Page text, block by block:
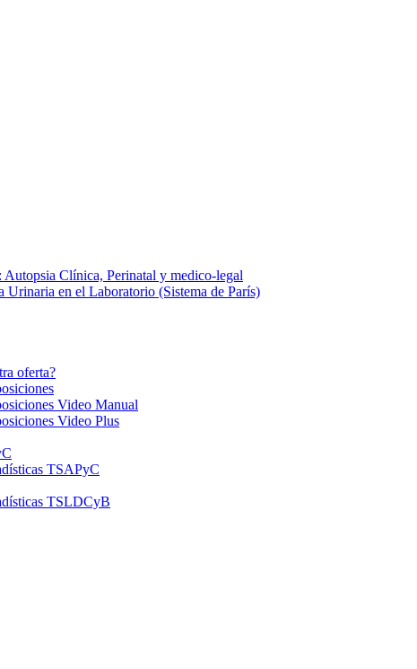
Autopsia Clínica, Perinatal y medico-legal
en el Laboratorio (Sistema de París)
oferta?
Video Manual
Video Plus
TSAPyC
TSLDCyB